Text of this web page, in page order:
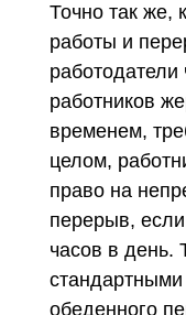
Точно так же,
работы и
работников
временем,
целом,
право на
перерыв,
часов в день.
обеденного